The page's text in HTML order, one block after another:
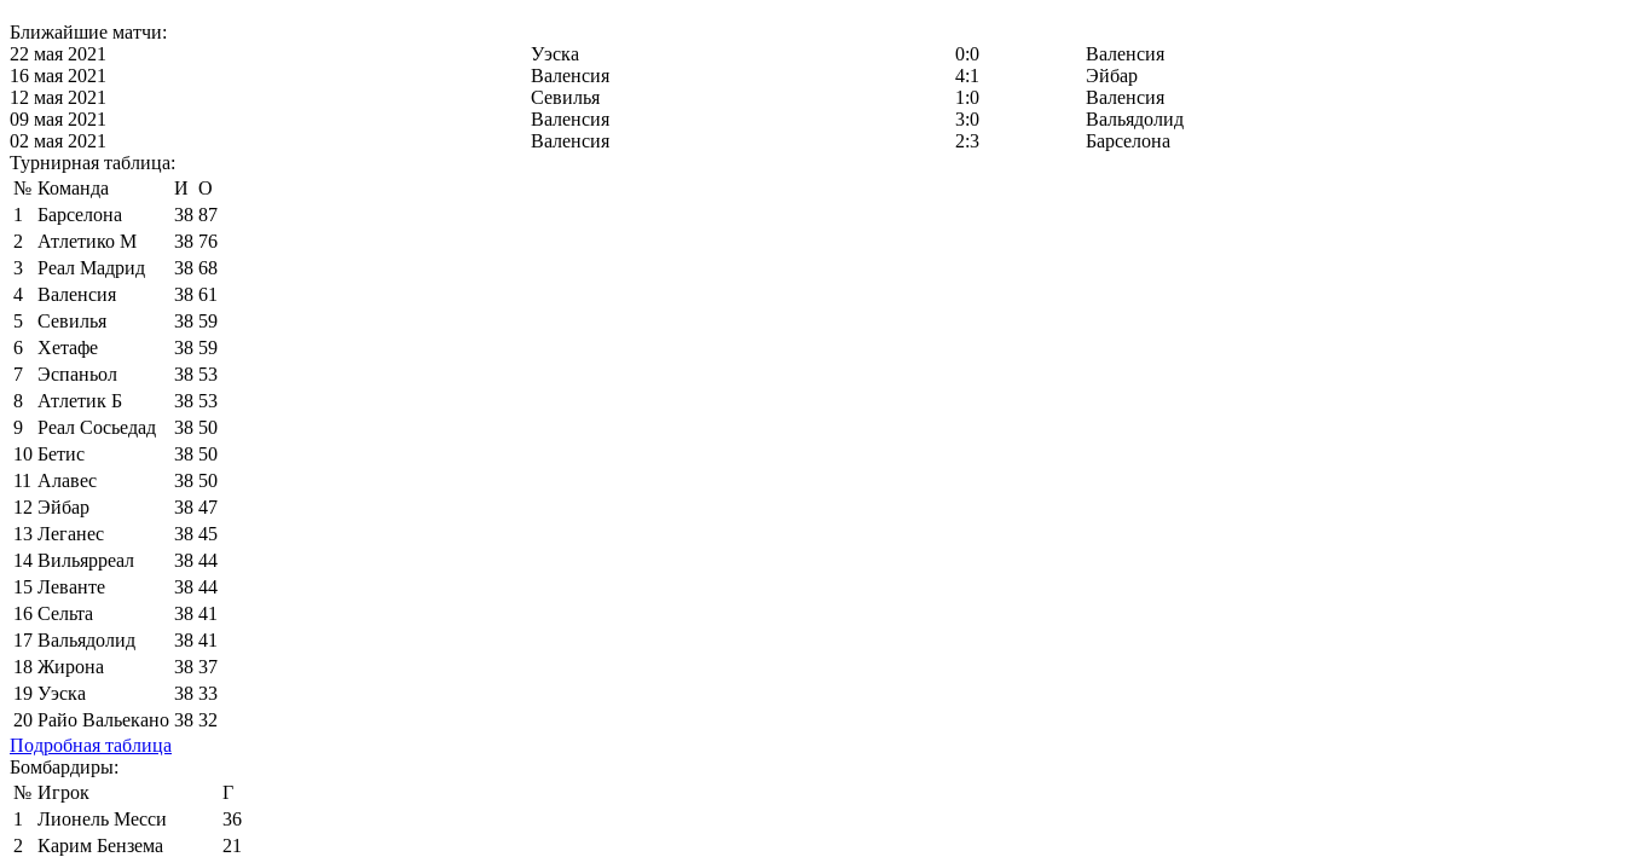
Ближайшие матчи:
22 мая 2021
Уэска 0:0
Валенсия
16 мая 2021
Валенсия 4:1
Эйбар
12 мая 2021
Севилья 1:0
Валенсия
09 мая 2021
Валенсия 3:0
Вальядолид
02 мая 2021
Валенсия 2:3
Барселона
Турнирная таблица:
№ Команда И О
1
Барселона 38 87
2
Атлетико М 38 76
3
Реал Мадрид 38 68
4
Валенсия 38 61
5
Севилья 38 59
6
Хетафе 38 59
7
Эспаньол 38 53
8
Атлетик Б 38 53
9
Реал Сосьедад 38 50
10 Бетис 38 50
11 Алавес 38 50
12 Эйбар 38 47
13 Леганес 38 45
14 Вильярреал 38 44
15 Леванте 38 44
16 Сельта 38 41
17 Вальядолид 38 41
18 Жирона 38 37
19 Уэска 38 33
20 Райо Вальекано 38 32
Подробная таблица
Бомбардиры:
№ Игрок
Г
1
Лионель Месси
36
2
Карим Бензема
21